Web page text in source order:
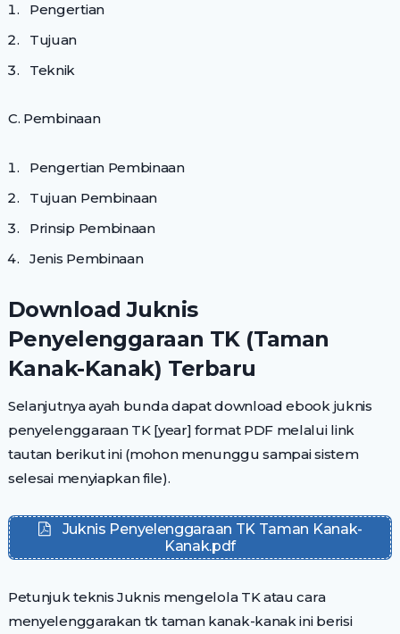
Pengertian
Tujuan
Teknik
C. Pembinaan
Pengertian Pembinaan
Tujuan Pembinaan
Prinsip Pembinaan
Jenis Pembinaan
Download Juknis
Penyelenggaraan TK (Taman
Kanak-Kanak) Terbaru
Selanjutnya ayah bunda dapat download ebook juknis
penyelenggaraan TK [year] format PDF melalui link
tautan berikut ini (mohon menunggu sampai sistem
selesai menyiapkan file).
Juknis Penyelenggaraan TK Taman Kanak-
Kanak.pdf
Petunjuk teknis Juknis mengelola TK atau cara
menyelenggarakan tk taman kanak-kanak ini berisi